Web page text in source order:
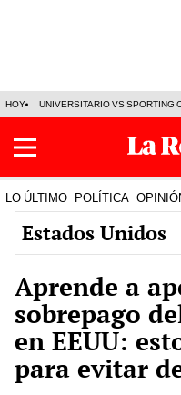
HOY UNIVERSITARIO VS SPORTING
LO ÚLTIMO POLÍTICA
Estados Unidos
Aprende a
sobrepago
en EEUU:
para evitar